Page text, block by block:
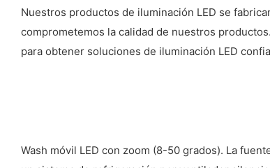
Nuestros productos de iluminación LED se
comprometemos la calidad de nuestros
para obtener soluciones de iluminación LED
Wash móvil LED con zoom (8-50 grados). La